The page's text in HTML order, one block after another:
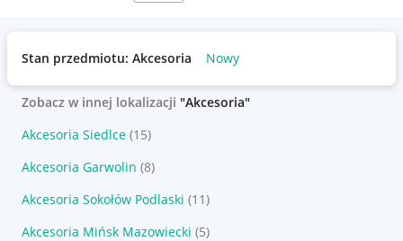
Stan przedmiotu: Akcesoria Nowy
Zobacz w innej lokalizacji "Akcesoria"
Akcesoria Siedlce (15)
Akcesoria Garwolin (8)
Akcesoria Sokołów Podlaski (11)
Akcesoria Mińsk Mazowiecki (5)